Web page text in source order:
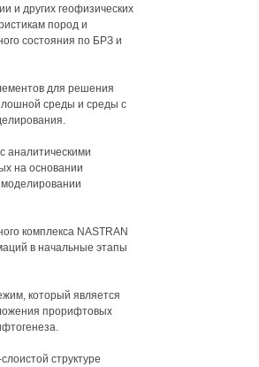
и других геофизических
пород и
состояния по БРЗ и
для решения
среды и среды с
аналитическими
на основании
комплекса NASTRAN
в начальные этапы
который является
прорифтовых
структуре